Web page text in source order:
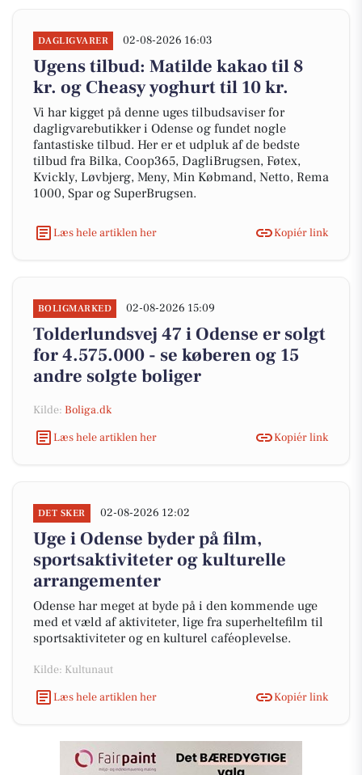
DAGLIGVARER 02-08-2026 16:03
Ugens tilbud: Matilde kakao til 8
kr. og Cheasy yoghurt til 10 kr.
Vi har kigget på denne uges tilbudsaviser for
dagligvarebutikker i Odense og fundet nogle
fantastiske tilbud. Her er et udpluk af de bedste
tilbud fra Bilka, Coop365, DagliBrugsen, Føtex,
Kvickly, Løvbjerg, Meny, Min Købmand, Netto, Rema
1000, Spar og SuperBrugsen.
Læs hele artiklen her Kopiér link
BOLIGMARKED 02-08-2026 15:09
Tolderlundsvej 47 i Odense er solgt
for 4.575.000 - se køberen og 15
andre solgte boliger
Kilde: Boliga.dk
Læs hele artiklen her
Kopiér link
DET SKER 02-08-2026 12:02
Uge i Odense byder på film,
sportsaktiviteter og kulturelle
arrangementer
Odense har meget at byde på i den kommende uge
med et væld af aktiviteter, lige fra superheltefilm til
sportsaktiviteter og en kulturel caféoplevelse.
Kilde: Kultunaut
Læs hele artiklen her
Kopiér link